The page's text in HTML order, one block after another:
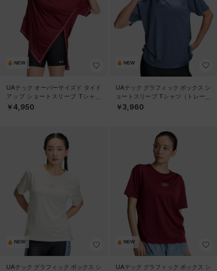
NEW
UAテック オーバーサイズド タイド
アップ ショートスリーブ Tシャツ
（トレーニング/WOMEN）
￥4,950
NEW
UAテック グラフィック ボックス シ
ョートスリーブ Tシャツ（トレーニ
ング/WOMEN）
￥3,960
NEW
UAテック グラフィック ボックス シ
NEW
UAテック グラフィック ボックス シ